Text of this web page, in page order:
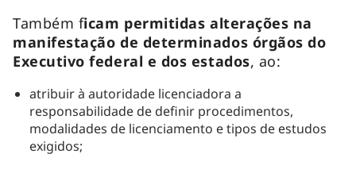
Também ficam permitidas alterações na
manifestação de determinados órgãos do
Executivo federal e dos estados, ao:
atribuir à autoridade licenciadora a
responsabilidade de definir procedimentos,
modalidades de licenciamento e tipos de estudos
exigidos;